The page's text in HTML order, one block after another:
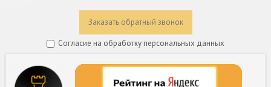
Заказать обратный звонок
Согласие на обработку персональных данных